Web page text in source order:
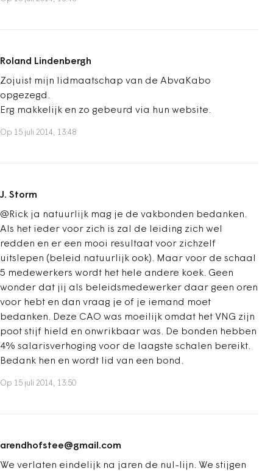
Roland Lindenbergh
Zojuist mijn lidmaatschap van de AbvaKabo
opgezegd.
Erg makkelijk en zo gebeurd via hun website.
Op 15 juli 2014, 13:48
J. Storm
@Rick ja natuurlijk mag je de vakbonden bedanken.
Als het ieder voor zich is zal de leiding zich wel
redden en er een mooi resultaat voor zichzelf
uitslepen (beleid natuurlijk ook). Maar voor de schaal
5 medewerkers wordt het hele andere koek. Geen
wonder dat jij als beleidsmedewerker daar geen oren
voor hebt en dan vraag je of je iemand moet
bedanken. Deze CAO was moeilijk omdat het VNG zijn
poot stijf hield en onwrikbaar was. De bonden hebben
4% salarisverhoging voor de laagste schalen bereikt.
Bedank hen en wordt lid van een bond.
Op 15 juli 2014, 13:50
arendhofstee@gmail.com
We verlaten eindelijk na jaren de nul-lijn. We stijgen